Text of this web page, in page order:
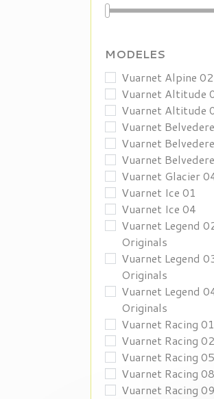
MODELES
Vuarnet Alpine 02
Vuarnet Altitude
Vuarnet Altitude
Vuarnet
Vuarnet
Vuarnet
Vuarnet Glacier
Vuarnet Ice 01
Vuarnet Ice 04
Vuarnet Legend
Originals
Vuarnet Legend
Originals
Vuarnet Legend
Originals
Vuarnet Racing 01
Vuarnet Racing 02
Vuarnet Racing 05
Vuarnet Racing 08
Vuarnet Racing 09